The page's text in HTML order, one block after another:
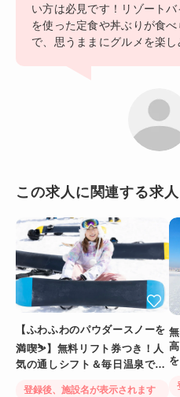
い方は必見です！リゾート
を使った定食や丼ぶりが食
で、思うままにグルメを楽し
この求人に関連する求人
【ふわふわのパウダースノーを
満喫⛷️】無料リフト券つき！人
気の通しシフト＆毎日温泉でリ
登録後、施設名が表示されます